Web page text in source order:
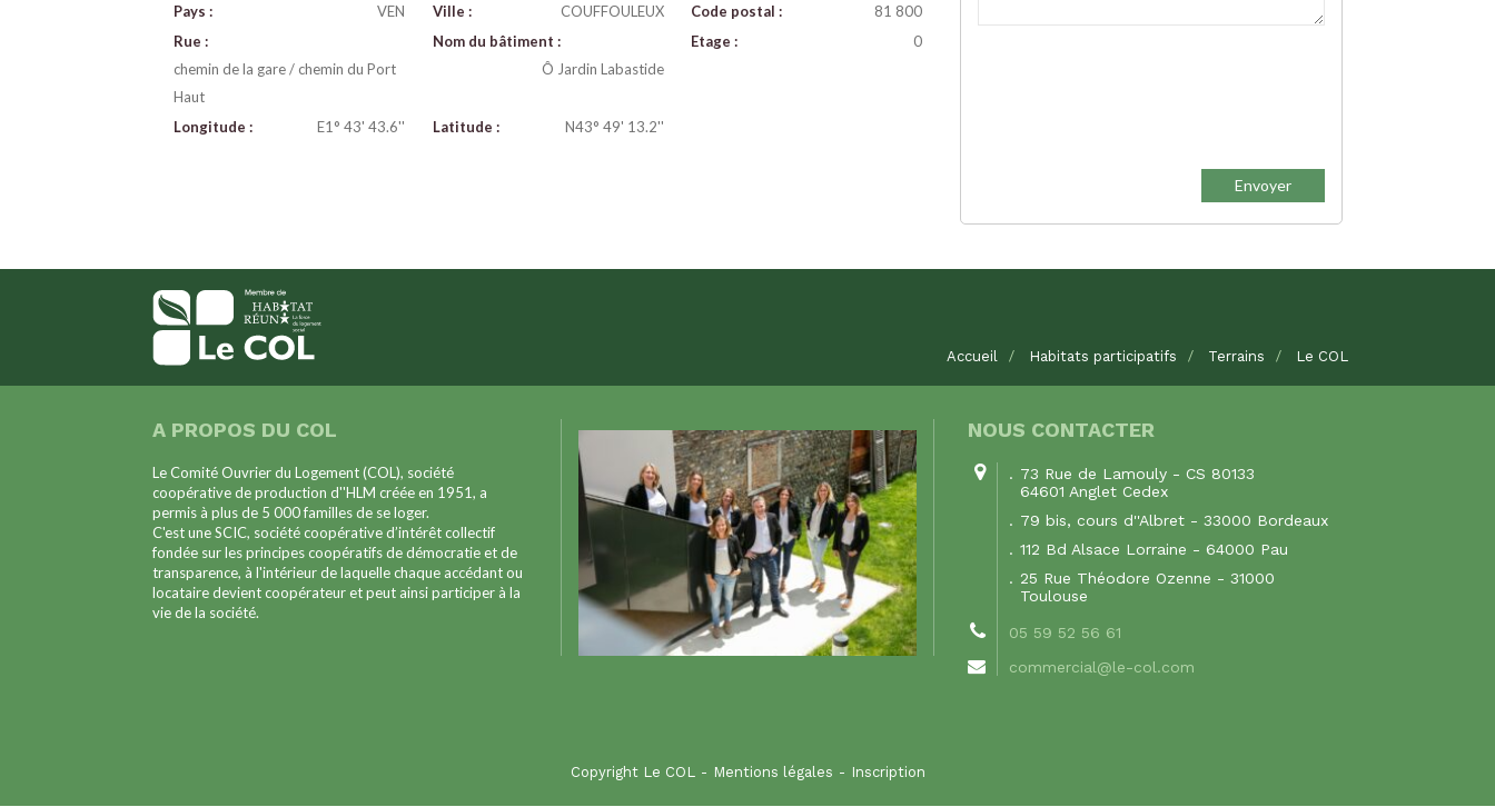
Pays : VEN Ville : COUFFOULEUX Code postal :
81 800
Rue :
chemin de la gare / chemin du Port
Haut
Nom du bâtiment :
Ô Jardin Labastide
Etage : 0
Longitude : E1° 43' 43.6'' Latitude : N43° 49' 13.2''
Accueil Habitats participatifs Terrains Le COL
A PROPOS DU COL
Le Comité Ouvrier du Logement (COL), société
coopérative de production d''HLM créée en 1951, a
permis à plus de 5 000 familles de se loger.
C'est une SCIC, société coopérative d’intérêt collectif
fondée sur les principes coopératifs de démocratie et de
transparence, à l'intérieur de laquelle chaque accédant ou
locataire devient coopérateur et peut ainsi participer à la
vie de la société.
NOUS CONTACTER
73 Rue de Lamouly - CS 80133
64601 Anglet Cedex
79 bis, cours d''Albret - 33000 Bordeaux
112 Bd Alsace Lorraine - 64000 Pau
25 Rue Théodore Ozenne - 31000
Toulouse
05 59 52 56 61
commercial@le-col.com
Copyright Le COL Mentions légales Inscription